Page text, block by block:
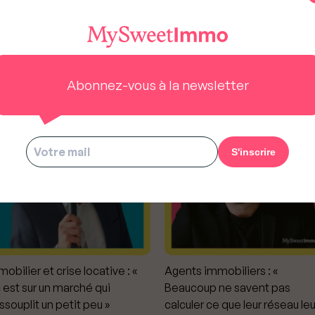
IMMOBILIER DE MYSWEETIMMO
et crise locative : «
est sur un marché qui
un petit peu »
Agents immobiliers : «
Beaucoup ne savent pas
calculer ce que leur réseau
Abonnez-vous à la newsletter